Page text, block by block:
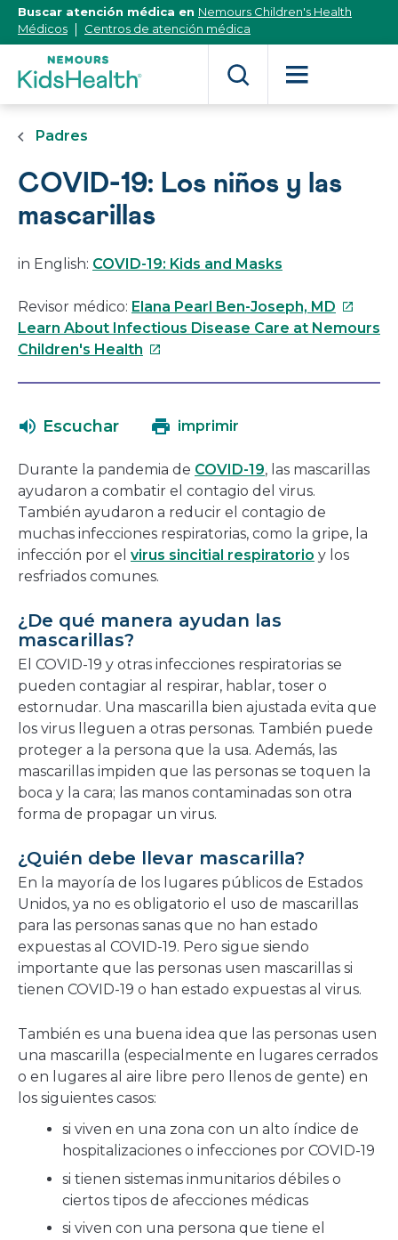
[Skip
Content]
Buscar atención médica en Nemours Children's Health
Médicos
Centros de atención médica
Padres
COVID-19: Los niños y las
mascarillas
in English: COVID-19: Kids and Masks
Revisor médico: Elana Pearl Ben-Joseph, MD Este
enlace
Learn About Infectious Disease Care at Nemours
Children's Health Este
en
nueva
ventana
Escuchar imprimir
Durante la pandemia de COVID-19, las mascarillas
ayudaron a combatir el contagio del virus.
También ayudaron a reducir el contagio de
muchas infecciones respiratorias, como la gripe, la
infección por el virus sincitial respiratorio y los
resfriados comunes.
¿De qué manera ayudan las
mascarillas?
El COVID-19 y otras infecciones respiratorias se
pueden contagiar al respirar, hablar, toser o
estornudar. Una mascarilla bien ajustada evita que
los virus lleguen a otras personas. También puede
proteger a la persona que la usa. Además, las
mascarillas impiden que las personas se toquen la
boca y la cara; las manos contaminadas son otra
forma de propagar un virus.
¿Quién debe llevar mascarilla?
En la mayoría de los lugares públicos de Estados
Unidos, ya no es obligatorio el uso de mascarillas
para las personas sanas que no han estado
expuestas al COVID-19. Pero sigue siendo
importante que las personas usen mascarillas si
tienen COVID-19 o han estado expuestas al virus.
También es una buena idea que las personas usen
una mascarilla (especialmente en lugares cerrados
o en lugares al aire libre pero llenos de gente) en
los siguientes casos:
si viven en una zona con un alto índice de
hospitalizaciones o infecciones por COVID-19
si tienen sistemas inmunitarios débiles o
ciertos tipos de afecciones médicas
si viven con una persona que tiene el